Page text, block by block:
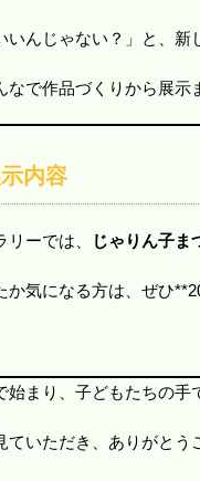
いんじゃない？」と、
なで作品づくりから展示
内容
ーでは、 じゃりん子ま
か気になる方は、ぜひ
始まり、子どもたちの手
ていただき、ありがとう